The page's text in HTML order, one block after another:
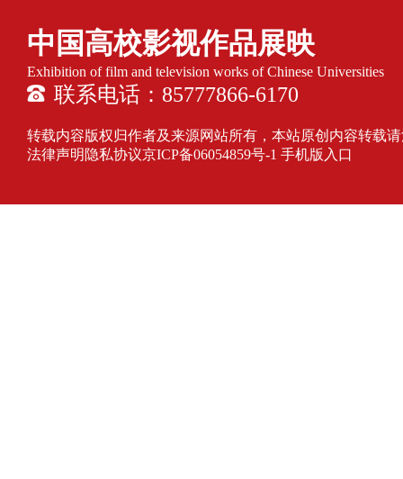
中国高校影视作品展映
Exhibition of film and television works of Chinese Universities
联系电话：85777866-6170
转载内容版权归作者及来源网站所有，本站原创内容转载
法律声明隐私协议京ICP备06054859号-1 手机版入口